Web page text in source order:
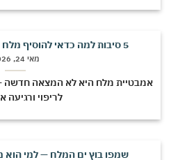
מלח היא לא המצאה חדשה —
לריפוי ורגיעה אלפי
שמפו בוץ ים המלח — למי הוא